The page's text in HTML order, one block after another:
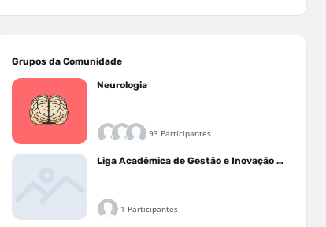
Grupos da Comunidade
Neurologia
93 Participantes
Liga Acadêmica de Gestão e Inovação Médica - LAGIM
1 Participantes